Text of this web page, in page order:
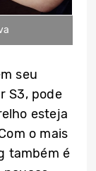
seu
S3, pode
esteja
o mais
também é